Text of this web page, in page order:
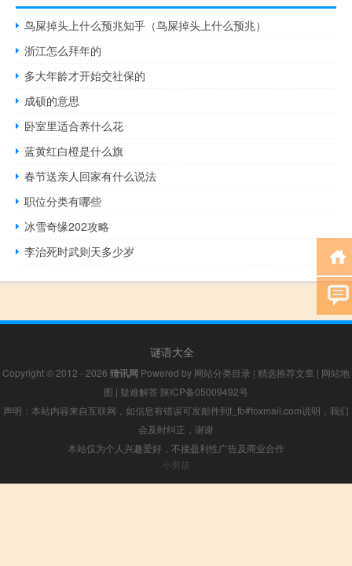
鸟屎掉头上什么预兆知乎（鸟屎掉头上什么预兆）
浙江怎么拜年的
多大年龄才开始交社保的
成硕的意思
卧室里适合养什么花
蓝黄红白橙是什么旗
春节送亲人回家有什么说法
职位分类有哪些
冰雪奇缘202攻略
李治死时武则天多少岁
谜语大全
Copyright © 2012 - 2026 猜讯网 Powered by 网站分类目录 | 精选推荐文章 | 网站地
图 | 疑难解答 陕ICP备05009492号
声明：本站内容来自互联网，如信息有错误可发邮件到f_fb#foxmail.com说明，我们
会及时纠正，谢谢
本站仅为个人兴趣爱好，不接盈利性广告及商业合作
小男孩